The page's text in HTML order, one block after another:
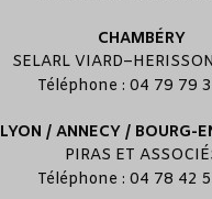
CHAMBÉRY
SELARL VIARD–
Téléphone : 04 79 79
LYON / ANNECY / BOURG-
PIRAS ET
Téléphone : 04 78 42